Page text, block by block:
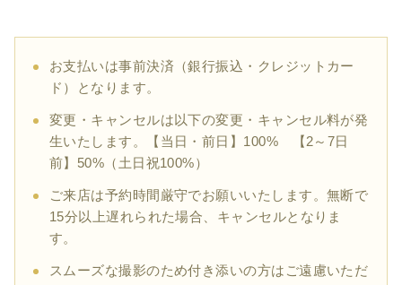
お支払いは事前決済（銀行振込・クレジットカー
ド）となります。
変更・キャンセルは以下の変更・キャンセル料が発
生いたします。【当日・前日】100% 【2～7日
前】50%（土日祝100%）
ご来店は予約時間厳守でお願いいたします。無断で
15分以上遅れられた場合、キャンセルとなりま
す。
スムーズな撮影のため付き添いの方はご遠慮いただ